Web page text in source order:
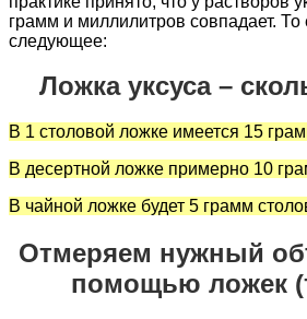
грамм и миллилитров совпадает. То
следующее:
Ложка уксуса –
В 1 столовой ложке имеется 15
В десертной ложке примерно 10
В чайной ложке будет 5 грамм
Отмеряем нужный
помощью ложек